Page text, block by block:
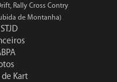
Rally Cross Contry
de Montanha)
de Kart